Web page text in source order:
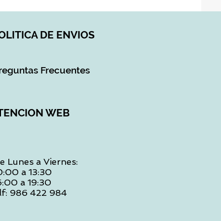
DE ENVIOS
Frecuentes
WEB
Lunes a Viernes:
a 13:30
a 19:30
986 422 984